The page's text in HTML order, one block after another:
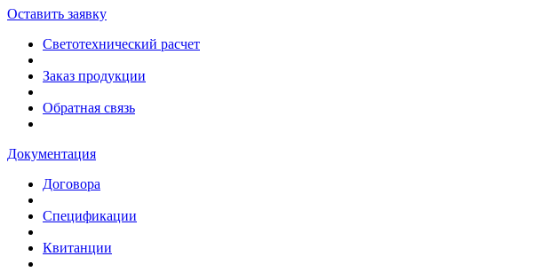
Оставить заявку
Светотехнический расчет
Заказ продукции
Обратная связь
Документация
Договора
Спецификации
Квитанции